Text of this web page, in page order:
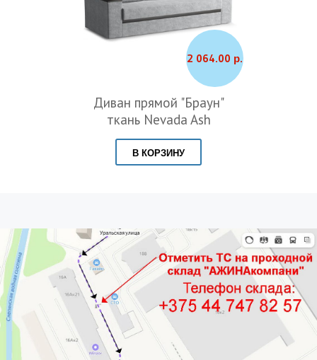
2 064.00 р.
Диван прямой "Браун"
ткань Nevada Ash
В КОРЗИНУ